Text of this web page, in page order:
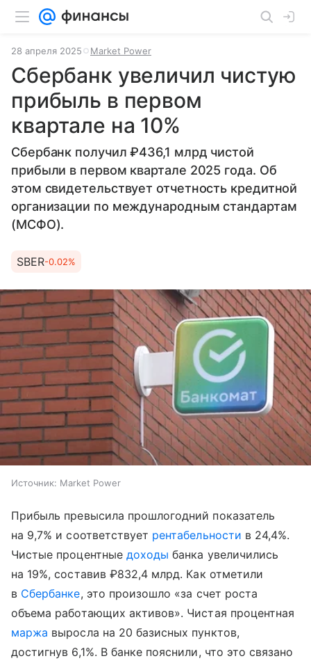
28 апреля 2025 Market Power
Сбербанк увеличил чистую
прибыль в первом
квартале на 10%
Сбербанк получил ₽436,1 млрд чистой
прибыли в первом квартале 2025 года. Об
этом свидетельствует отчетность кредитной
организации по международным стандартам
(МСФО).
SBER-0.02%
Источник: Market Power
Прибыль превысила прошлогодний показатель
на 9,7% и соответствует рентабельности в 24,4%.
Чистые процентные доходы банка увеличились
на 19%, составив ₽832,4 млрд. Как отметили
в Сбербанке, это произошло «за счет роста
объема работающих активов». Чистая процентная
маржа выросла на 20 базисных пунктов,
достигнув 6,1%. В банке пояснили, что это связано